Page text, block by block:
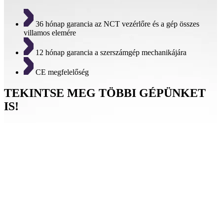
36 hónap garancia az NCT vezérlőre és a gép összes
villamos elemére
12 hónap garancia a szerszámgép mechanikájára
CE megfelelőség
TEKINTSE MEG TÖBBI GÉPÜNKET
IS!